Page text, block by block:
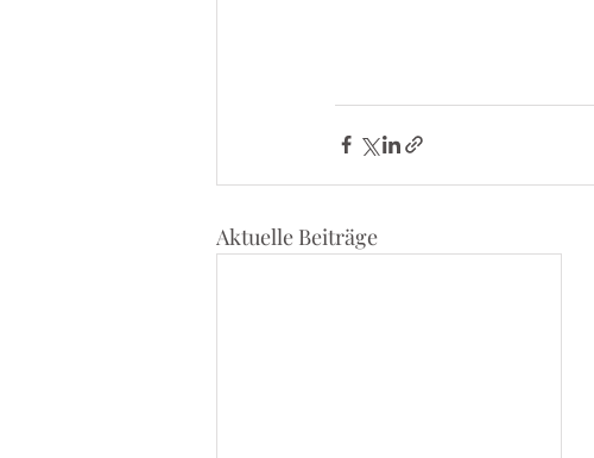
Aktuelle Beiträge